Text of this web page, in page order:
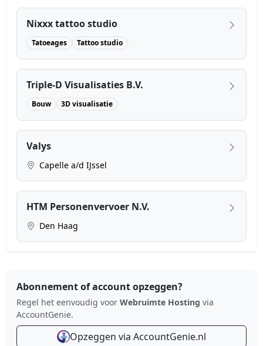
Nixxx tattoo studio
Tatoeages Tattoo studio
Triple-D Visualisaties B.V.
Bouw 3D visualisatie
Valys
Capelle a/d IJssel
HTM Personenvervoer N.V.
Den Haag
Abonnement of account opzeggen?
Regel het eenvoudig voor Webruimte Hosting via
AccountGenie.
Opzeggen via AccountGenie.nl